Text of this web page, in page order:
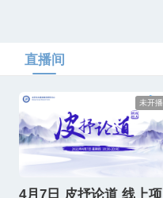
直播间
未开播
4月7日 皮抒论道 线上项